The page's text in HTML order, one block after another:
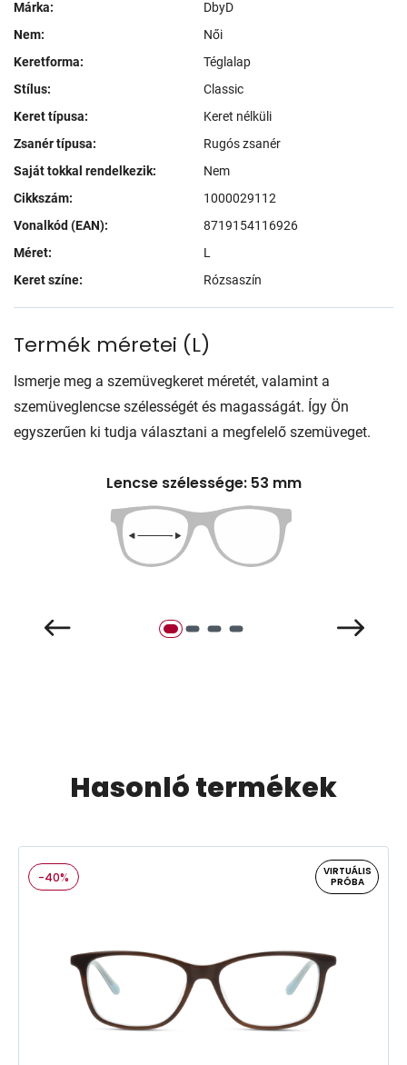
Márka:
DbyD
Nem:
Női
Keretforma:
Téglalap
Stílus:
Classic
Keret típusa:
Keret nélküli
Zsanér típusa:
Rugós zsanér
Saját tokkal rendelkezik:
Nem
Cikkszám:
1000029112
Vonalkód (EAN):
8719154116926
Méret:
L
Keret színe:
Rózsaszín
Termék méretei (L)
Ismerje meg a szemüvegkeret méretét, valamint a
szemüveglencse szélességét és magasságát. Így Ön
egyszerűen ki tudja választani a megfelelő szemüveget.
Lencse szélessége: 53 mm
Hasonló termékek
-40%
VIRTUÁLIS
PRÓBA